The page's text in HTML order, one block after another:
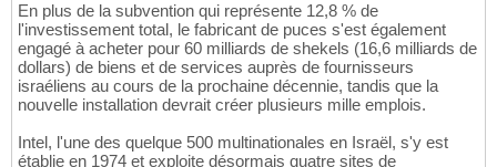
En plus de la subvention qui représente 12,8 % de
l'investissement total, le fabricant de puces s'est également
engagé à acheter pour 60 milliards de shekels (16,6 milliards de
dollars) de biens et de services auprès de fournisseurs
israéliens au cours de la prochaine décennie, tandis que la
nouvelle installation devrait créer plusieurs mille emplois.
Intel, l'une des quelque 500 multinationales en Israël, s'y est
établie en 1974 et exploite désormais quatre sites de